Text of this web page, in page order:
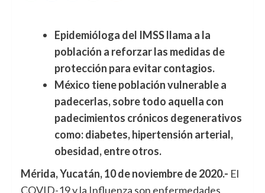
Epidemióloga del IMSS llama a la
población a reforzar las medidas de
protección para evitar contagios.
México tiene población vulnerable a
padecerlas, sobre todo aquella con
padecimientos crónicos degenerativos
como: diabetes, hipertensión arterial,
obesidad, entre otros.
Mérida, Yucatán, 10 de noviembre de 2020.- El
COVID-19 y la Influenza son enfermedades